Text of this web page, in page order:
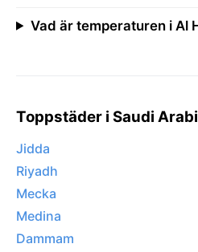
Vad är temperaturen i Al
Toppstäder i Saudi
Jidda
Riyadh
Mecka
Medina
Dammam